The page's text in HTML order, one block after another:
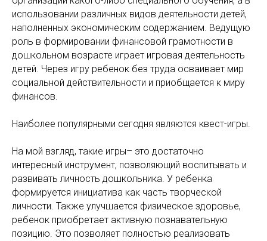
использовании различных видов деятельности детей,
наполненных экономическим содержанием. Ведущую
роль в формировании финансовой грамотности в
дошкольном возрасте играет игровая деятельность
детей. Через игру ребенок без труда осваивает мир
социальной действительности и приобщается к миру
финансов.
Наиболее популярными сегодня являются квест-игры.
На мой взгляд, такие игры– это достаточно
интересный инструмент, позволяющий воспитывать и
развивать личность дошкольника. У ребенка
формируется инициатива как часть творческой
личности. Также улучшается физическое здоровье,
ребенок приобретает активную познавательную
позицию. Это позволяет полностью реализовать